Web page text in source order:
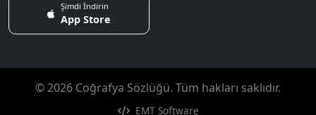
Şimdi İndirin
App Store
© 2026 Coğrafya Sözlüğü. Tüm hakları saklıdır.
EMT Software